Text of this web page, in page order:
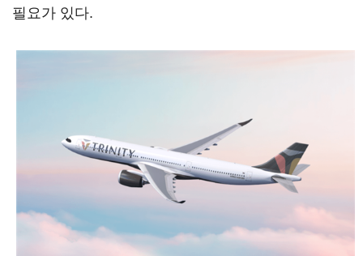
필요가 있다.